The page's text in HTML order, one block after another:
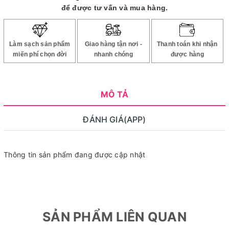
để được tư vấn và mua hàng.
Làm sạch sản phẩm
miến phí chọn đời
Giao hàng tận nơi -
nhanh chóng
Thanh toán khi nhận
được hàng
MÔ TẢ
ĐÁNH GIÁ(APP)
Thông tin sản phẩm đang được cập nhật
SẢN PHẨM LIÊN QUAN